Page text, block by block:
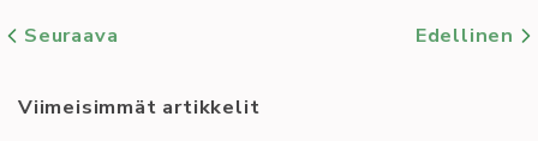
Seuraava Edellinen
Viimeisimmät artikkelit